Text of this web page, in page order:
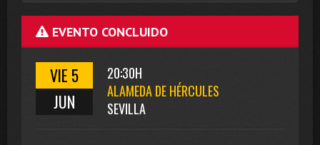
EVENTO CONCLUIDO
VIE 5
JUN
20:30H
ALAMEDA DE HÉRCULES
SEVILLA